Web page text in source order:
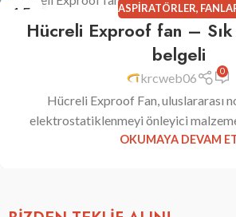
15
MAR
ASPIRATÖRLER,
Hücreli Exproof fan –
belgeli
krcweb06 0
Hücreli Exproof Fan, uluslararası
elektrostatiklenmeyi önleyici malzeme
OKUMAYA DEVAM